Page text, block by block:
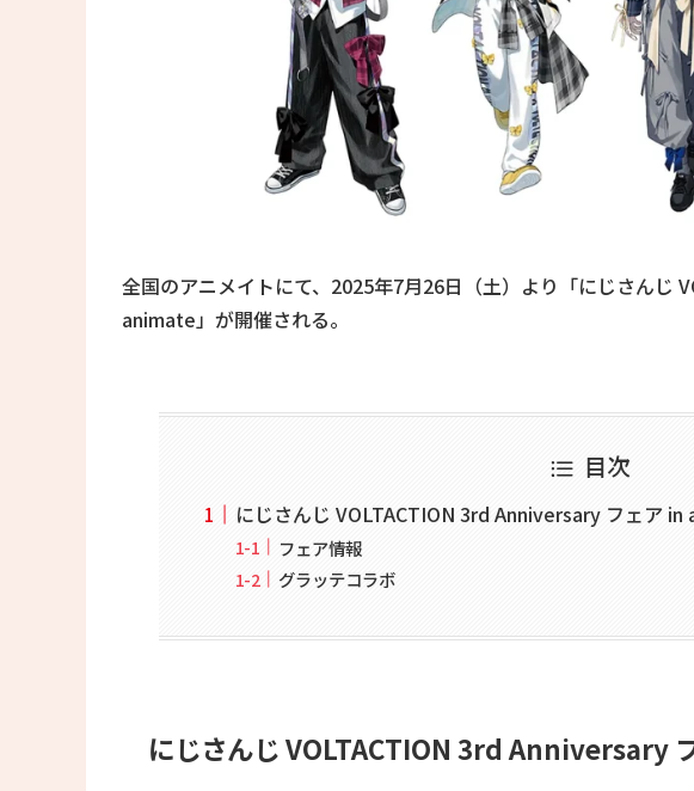
全国のアニメイトにて、2025年7月26日（土）より「にじさんじ
animate」が開催される。
目次
にじさんじ VOLTACTION 3rd Anniversary フェア in
フェア情報
グラッテコラボ
にじさんじ VOLTACTION 3rd Anniversary